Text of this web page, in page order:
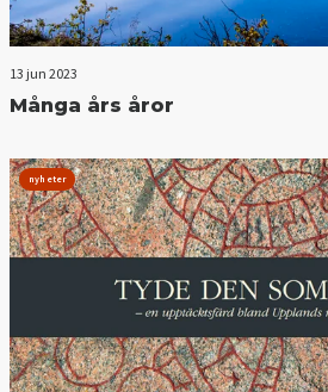
13 jun 2023
Många års åror
nyheter